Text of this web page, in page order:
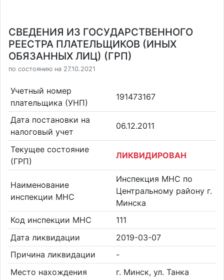
СВЕДЕНИЯ ИЗ ГОСУДАРСТВЕННОГО
РЕЕСТРА ПЛАТЕЛЬЩИКОВ (ИНЫХ
ОБЯЗАННЫХ ЛИЦ) (ГРП)
по состоянию на 27.10.2021
Учетный номер
плательщика (УНП)
191473167
Дата постановки на
налоговый учет
06.12.2011
Текущее состояние
(ГРП)
ЛИКВИДИРОВАН
Наименование
инспекции МНС
Инспекция МНС по
Центральному району г.
Минска
Код инспекции МНС
111
Дата ликвидации
2019-03-07
Причина ликвидации
-
Место нахождения
г. Минск, ул. Танка